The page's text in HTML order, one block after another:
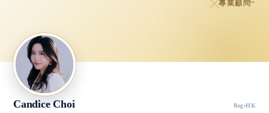
專業顧問™
Candice Choi Reg·HK